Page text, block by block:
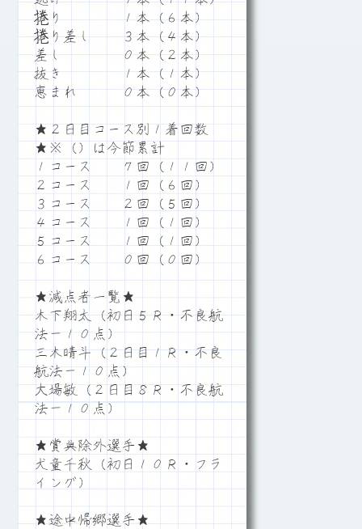
捲り １本（６本）
捲り差し ３本（４本）
差し ０本（２本）
抜き １本（１本）
恵まれ ０本（０本）
★２日目コース別１着回数
★※（）は今節累計
１コース ７回（１１回）
２コース １回（６回）
３コース ２回（５回）
４コース １回（１回）
５コース １回（１回）
６コース ０回（０回）
★減点者一覧★
木下翔太（初日５Ｒ・不良航
法－１０点）
三木晴斗（２日目１Ｒ・不良
航法－１０点）
大場敏（２日目８Ｒ・不良航
法－１０点）
★賞典除外選手★
犬童千秋（初日１０Ｒ・フラ
イング）
★途中帰郷選手★